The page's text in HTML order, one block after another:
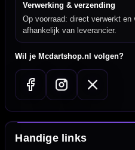
Verwerking & verzending
Op voorraad: direct verwerkt en
afhankelijk van leverancier.
Wil je Mcdartshop.nl volgen?
Handige links